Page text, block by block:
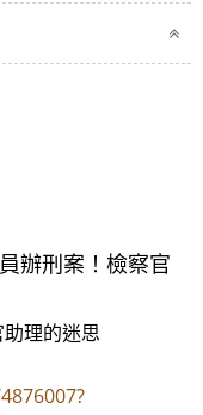
辦刑案！檢察官
理的迷思